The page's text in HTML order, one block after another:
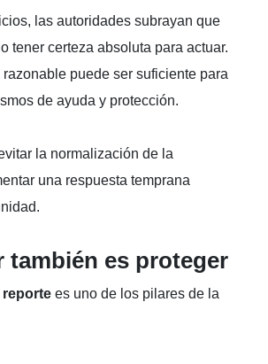
las autoridades subrayan que
tener certeza absoluta para actuar.
puede ser suficiente para
de ayuda y protección.
la normalización de la
una respuesta temprana
también es proteger
es uno de los pilares de la